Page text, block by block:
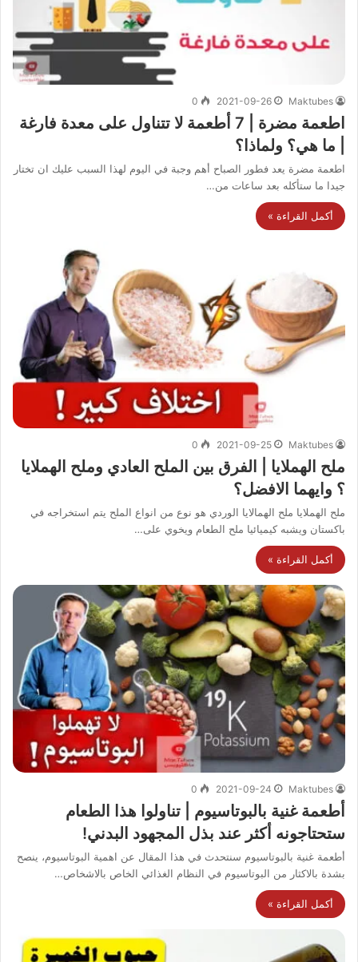
Maktubes
2021-09-26
0
اطعمة مضرة | 7 أطعمة لا تتناول على معدة فارغة
| ما هي؟ ولماذا؟
اطعمة مضرة يعد فطور الصباح أهم وجبة في اليوم لهذا السبب عليك ان تختار
جيدا ما ستأكله بعد ساعات من…
أكمل القراءة »
Maktubes
2021-09-25
0
ملح الهملايا | الفرق بين الملح العادي وملح الهملايا
؟ وايهما الافضل؟
ملح الهملايا ملح الهمالايا الوردي هو نوع من انواع الملح يتم استخراجه في
باكستان ويشبه كيميائيا ملح الطعام ويخوي على…
أكمل القراءة »
Maktubes
2021-09-24
0
أطعمة غنية بالبوتاسيوم | تناولوا هذا الطعام
ستحتاجونه أكثر عند بذل المجهود البدني!
أطعمة غنية بالبوتاسيوم سنتحدث في هذا المقال عن اهمية البوتاسيوم، ينصح
بشدة بالاكثار من البوتاسيوم في النظام الغذائي الخاص بالاشخاص…
أكمل القراءة »